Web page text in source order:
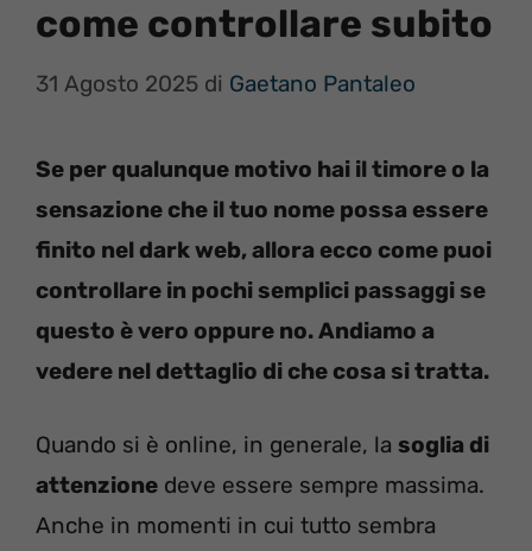
come controllare subito
31 Agosto 2025 di Gaetano Pantaleo
Se per qualunque motivo hai il timore o la
sensazione che il tuo nome possa essere
finito nel dark web, allora ecco come puoi
controllare in pochi semplici passaggi se
questo è vero oppure no. Andiamo a
vedere nel dettaglio di che cosa si tratta.
Quando si è online, in generale, la soglia di
attenzione deve essere sempre massima.
Anche in momenti in cui tutto sembra